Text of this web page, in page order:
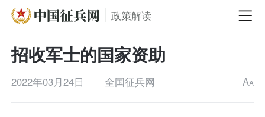
政策解读
招收军士的国家资助
2022年03月24日 全国征兵网 AA